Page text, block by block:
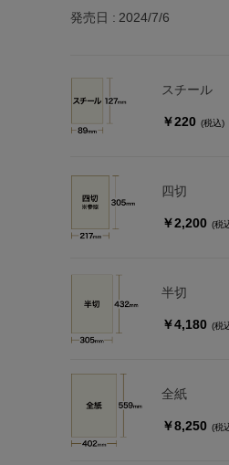
発売日 2024/7/6
スチール
￥220 (税込)
四切
￥2,200 (税
半切
￥4,180 (税
全紙
￥8,250 (税